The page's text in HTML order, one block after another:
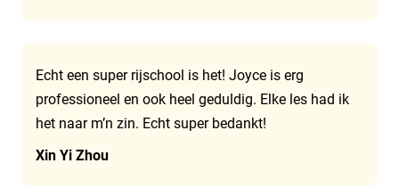
Echt een super rijschool is het! Joyce is erg
professioneel en ook heel geduldig. Elke les had ik
het naar m’n zin. Echt super bedankt!
Xin Yi Zhou